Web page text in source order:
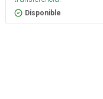
Disponible